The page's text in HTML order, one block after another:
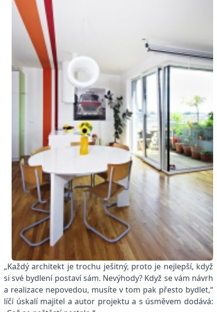
„Každý architekt je trochu ješitný, proto je nejlepší, když
si své bydlení postaví sám. Nevýhody? Když se vám návrh
a realizace nepovedou, musíte v tom pak přesto bydlet,“
líčí úskalí majitel a autor projektu a s úsměvem dodává: